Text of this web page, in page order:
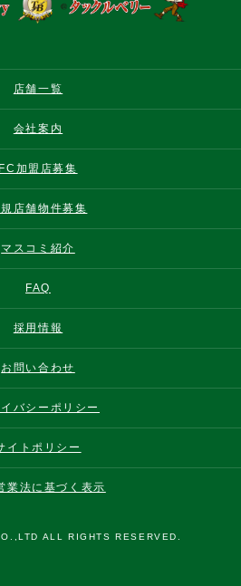
店舗一覧
会社案内
FC加盟店募集
店舗物件募集
マスコミ紹介
FAQ
採用情報
お問い合わせ
バシーポリシー
イトポリシー
業法に基づく表示
ALL RIGHTS RESERVED.